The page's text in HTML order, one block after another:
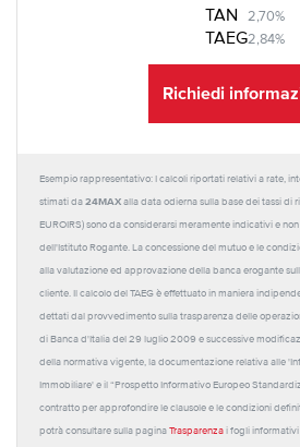
TAN 2,70%
TAEG2,84%
Richiedi
Esempio rappresentativo: I calcoli riportati relativi a rate,
stimati da 24MAX alla data odierna sulla base dei tassi di
EUROIRS) sono da considerarsi meramente indicativi e
dell'Istituto Rogante. La concessione del mutuo e le
alla valutazione ed approvazione della banca erogante
cliente. Il calcolo del TAEG è effettuato in maniera
dettati dal provvedimento sulla trasparenza delle
di Banca d'Italia del 29 luglio 2009 e successive
della normativa vigente, la documentazione relativa alle
Immobiliare' e il “Prospetto Informativo Europeo
contratto per approfondire le clausole e le condizioni
potrà consultare sulla pagina Trasparenza i fogli